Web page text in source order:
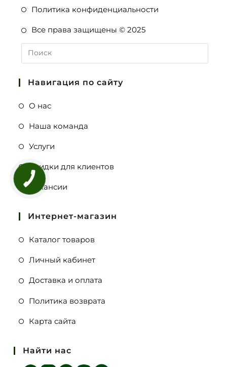
Политика конфиденциальности
Все права защищены © 2025
Навигация по сайту
О нас
Наша команда
Услуги
Скидки для клиентов
Вакансии
Интернет-магазин
Каталог товаров
Личный кабинет
Доставка и оплата
Политика возврата
Карта сайта
Найти нас